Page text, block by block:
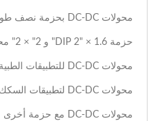
محولات DC-DC بحزمة نصف طوبة 75 واط
حزمة DIP 2" × 1.6" و 2" × 2" محولات DC-DC 15~60W
محولات DC-DC للتطبيقات الطبية
محولات DC-DC لتطبيقات السكك الحديدية
محولات DC-DC مع حزمة أخرى